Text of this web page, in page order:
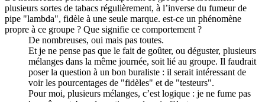
plusieurs sortes de tabacs régulièrement, à l’inverse du fumeur de
pipe "lambda", fidèle à une seule marque. est-ce un phénomène
propre à ce groupe ? Que signifie ce comportement ?
De nombreuses, oui mais pas toutes.
Et je ne pense pas que le fait de goûter, ou déguster, plusieurs
mélanges dans la même journée, soit lié au groupe. Il faudrait
poser la question à un bon buraliste : il serait intéressant de
voir les pourcentages de "fidèles" et de "testeurs".
Pour moi, plusieurs mélanges, c’est logique : je ne fume pas